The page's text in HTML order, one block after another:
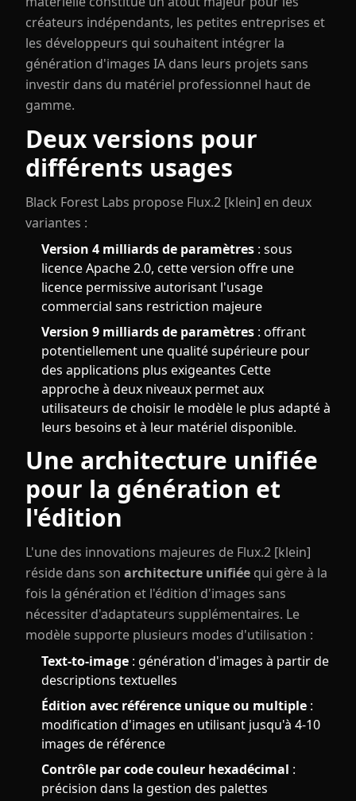
créateurs indépendants, les petites entreprises et
les développeurs qui souhaitent intégrer la
génération d'images IA dans leurs projets sans
investir dans du matériel professionnel haut de
gamme.
Deux versions pour
différents usages
Black Forest Labs propose Flux.2 [klein] en deux
variantes :
Version 4 milliards de paramètres : sous
licence Apache 2.0, cette version offre une
licence permissive autorisant l'usage
commercial sans restriction majeure
Version 9 milliards de paramètres : offrant
potentiellement une qualité supérieure pour
des applications plus exigeantes Cette
approche à deux niveaux permet aux
utilisateurs de choisir le modèle le plus adapté à
leurs besoins et à leur matériel disponible.
Une architecture unifiée
pour la génération et
l'édition
L'une des innovations majeures de Flux.2 [klein]
réside dans son architecture unifiée qui gère à la
fois la génération et l'édition d'images sans
nécessiter d'adaptateurs supplémentaires. Le
modèle supporte plusieurs modes d'utilisation :
Text-to-image : génération d'images à partir de
descriptions textuelles
Édition avec référence unique ou multiple :
modification d'images en utilisant jusqu'à 4-10
images de référence
Contrôle par code couleur hexadécimal :
précision dans la gestion des palettes